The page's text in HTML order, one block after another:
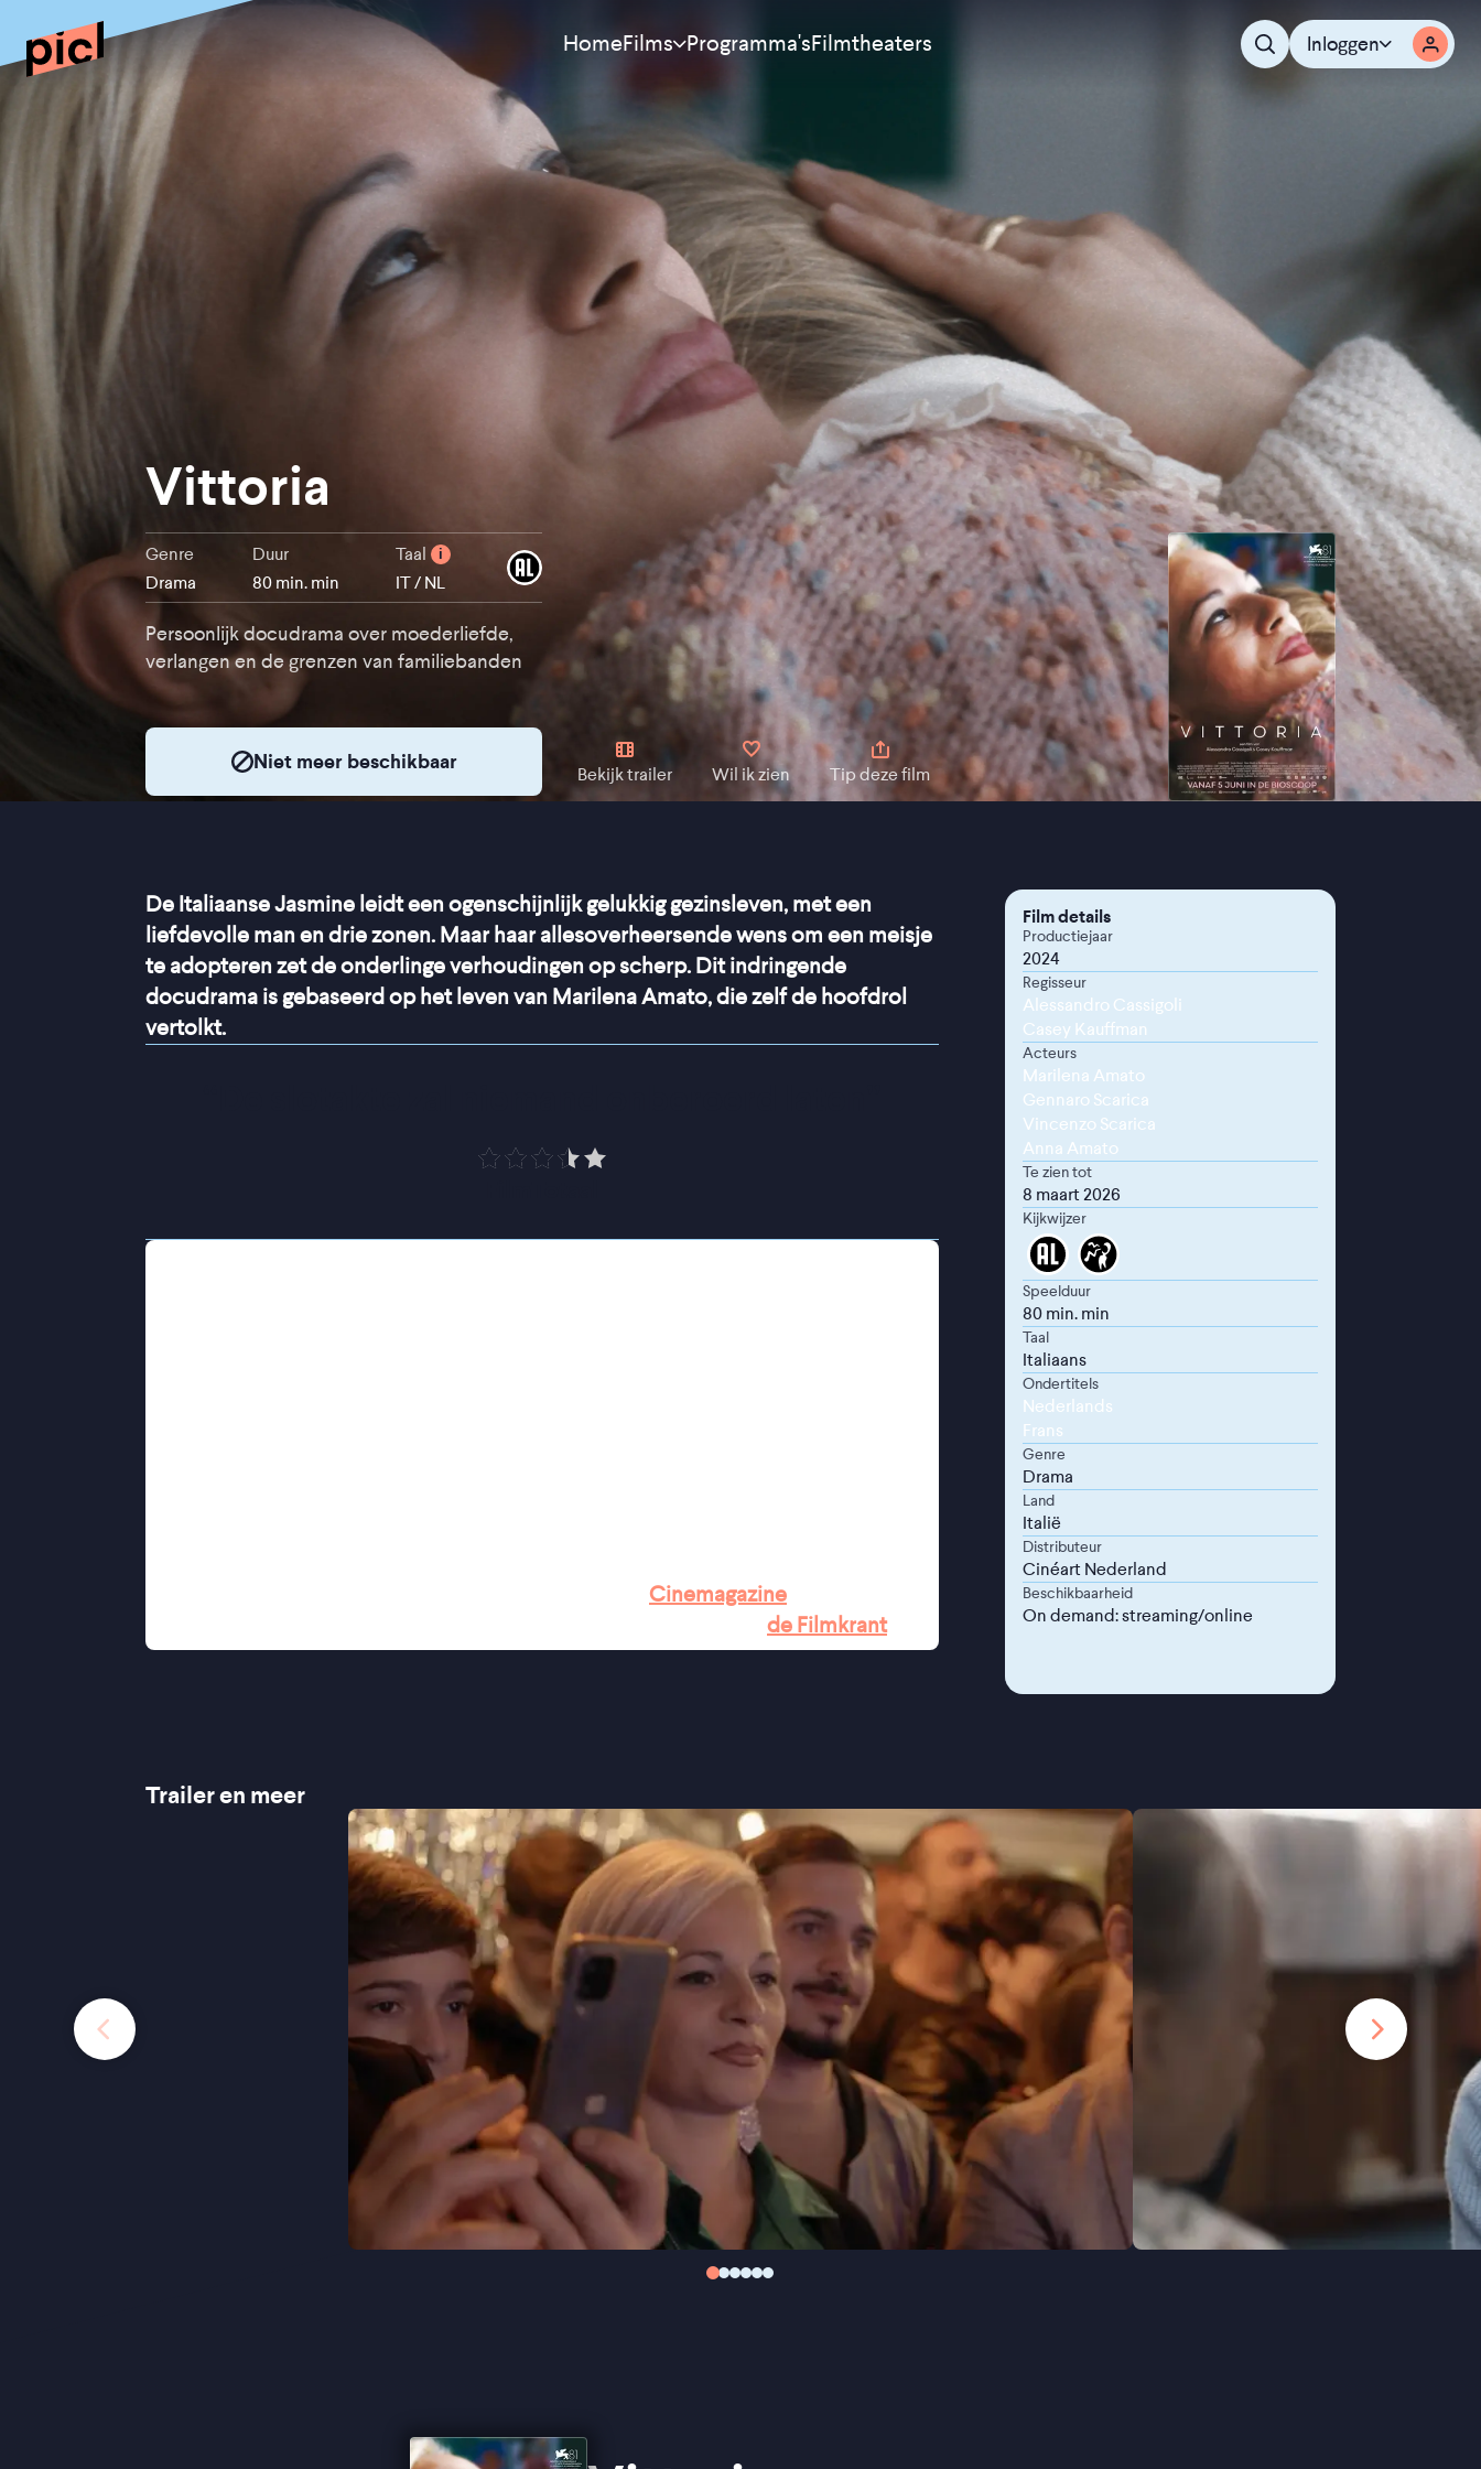
HomeFilms
Nieuw
Binnenkort
Programma'sFilmtheaters Inloggen
Vittoria
Genre
Drama
Duur
80 min. min
Taal i
IT / NL
Persoonlijk docudrama over moederliefde,
verlangen en de grenzen van familiebanden
Niet meer beschikbaar
Bekijk trailer Wil ik zien Tip deze film
De Italiaanse Jasmine leidt een ogenschijnlijk gelukkig gezinsleven, met een
liefdevolle man en drie zonen. Maar haar allesoverheersende wens om een meisje
te adopteren zet de onderlinge verhoudingen op scherp. Dit indringende
docudrama is gebaseerd op het leven van Marilena Amato, die zelf de hoofdrol
vertolkt.
Jasmine lijkt alles op orde te hebben: een liefdevolle echtgenoot, drie zonen, een
Cinemagazine
de Filmkrant
Film details
Productiejaar
2024
Regisseur
Alessandro Cassigoli
Casey Kauffman
Acteurs
Marilena Amato
Gennaro Scarica
Vincenzo Scarica
Anna Amato
Te zien tot
8 maart 2026
Kijkwijzer
Speelduur
80 min. min
Taal
Italiaans
Ondertitels
Nederlands
Frans
Genre
Drama
Land
Italië
Distributeur
Cinéart Nederland
Beschikbaarheid
On demand: streaming/online
Trailer en meer